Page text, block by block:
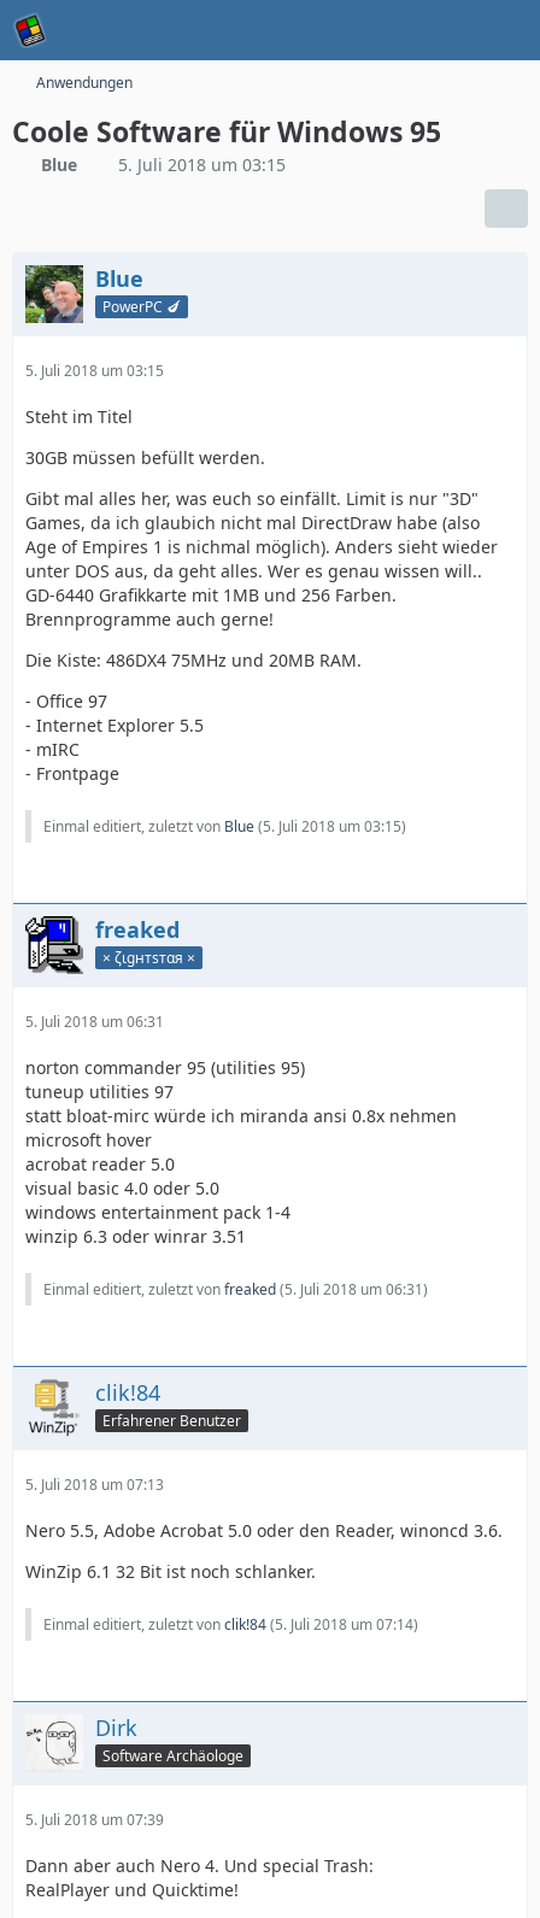
Anwendungen
Coole Software für Windows 95
Blue 5. Juli 2018 um 03:15
Blue
PowerPC 🍆
5. Juli 2018 um 03:15
Steht im Titel
30GB müssen befüllt werden.
Gibt mal alles her, was euch so einfällt. Limit is nur "3D"
Games, da ich glaubich nicht mal DirectDraw habe (also
Age of Empires 1 is nichmal möglich). Anders sieht wieder
unter DOS aus, da geht alles. Wer es genau wissen will..
GD-6440 Grafikkarte mit 1MB und 256 Farben.
Brennprogramme auch gerne!
Die Kiste: 486DX4 75MHz und 20MB RAM.
- Office 97
- Internet Explorer 5.5
- mIRC
- Frontpage
Einmal editiert, zuletzt von Blue(5. Juli 2018 um 03:15)
freaked
× ζιgнтѕтαя ×
5. Juli 2018 um 06:31
norton commander 95 (utilities 95)
tuneup utilities 97
statt bloat-mirc würde ich miranda ansi 0.8x nehmen
microsoft hover
acrobat reader 5.0
visual basic 4.0 oder 5.0
windows entertainment pack 1-4
winzip 6.3 oder winrar 3.51
Einmal editiert, zuletzt vonfreaked(5. Juli 2018 um 06:31)
clik!84
Erfahrener Benutzer
5. Juli 2018 um 07:13
Nero 5.5, Adobe Acrobat 5.0 oder den Reader, winoncd 3.6.
WinZip 6.1 32 Bit ist noch schlanker.
Einmal editiert, zuletzt vonclik!84(5. Juli 2018 um 07:14)
Dirk
Software Archäologe
5. Juli 2018 um 07:39
Dann aber auch Nero 4. Und special Trash:
RealPlayer und Quicktime!